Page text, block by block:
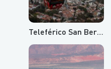
Teleférico San Bernardo y Cerro Aladelta